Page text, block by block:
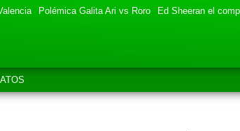
Polémica Galita Ari vs Roro Ed Sheeran el